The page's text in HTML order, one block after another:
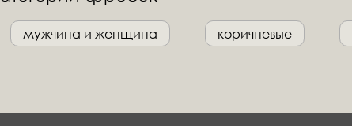
мужчина и женщина коричневые